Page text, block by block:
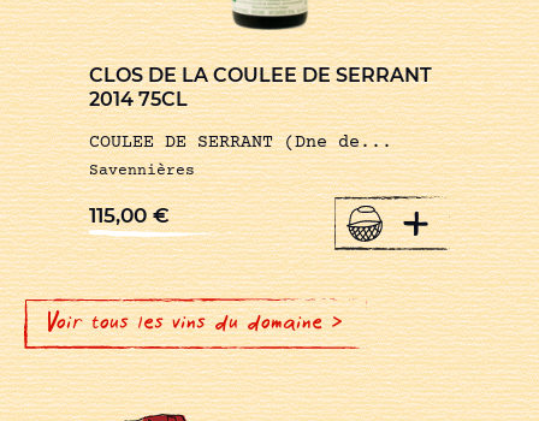
CLOS DE LA COULEE DE SERRANT
2014 75CL
COULEE DE SERRANT (Dne de...
Savennières
115,00€ +
Voir tous les vins du domaine >